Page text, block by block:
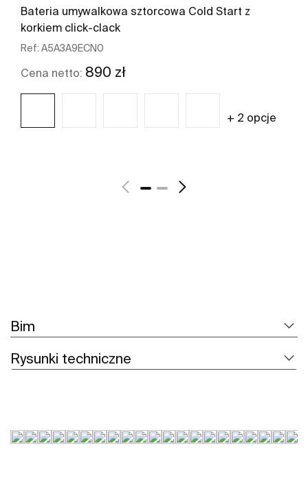
Bateria umywalkowa sztorcowa Cold Start z
korkiem click-clack
Ref: A5A3A9ECN0
Cena netto: 890 zł
+ 2 opcje
Bim
Rysunki techniczne